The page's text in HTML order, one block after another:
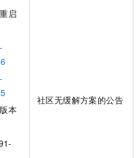
启
本
社区无缓解方案的公告
R1 满血版